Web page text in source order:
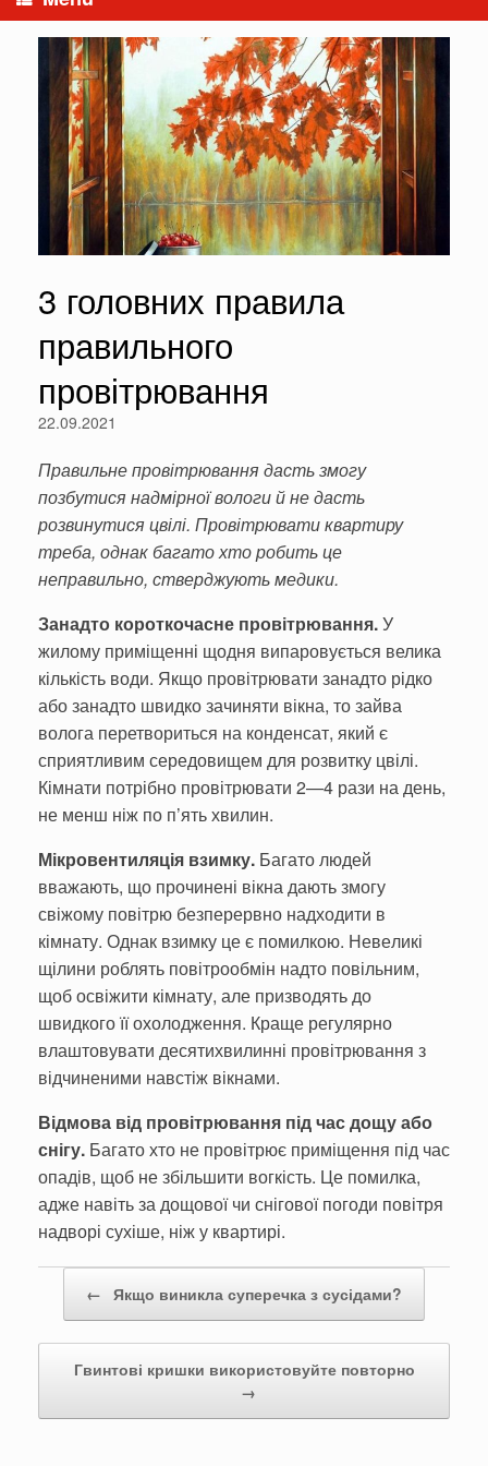
3 головних правила
правильного
провітрювання
22.09.2021
Правильне провітрювання дасть змогу
позбутися надмі­рної вологи й не дасть
розвинутися цвілі. Провітрювати квартиру
треба, однак багато хто робить це
неправильно, стверджують медики.
Занадто короткочасне провітрювання.У
жилому приміщенні щодня випарову­ється велика
кількість води. Якщо провітрювати занадто рі­дко
або занадто швидко зачи­няти вікна, то зайва
волога пе­ретвориться на конденсат, який є
сприятливим середови­щем для розвитку цвілі.
Кімна­ти потрібно провітрювати 2—4 рази на день,
не менш ніж по п’ять хвилин.
Мікровентиляція взимку. Багато людей
вважають, що прочинені вікна дають змогу
свіжому повітрю безперервно надходити в
кімнату. Однак взимку це є помилкою. Неве­ликі
щілини роблять повітрооб­мін надто повільним,
щоб осві­жити кімнату, але призводять до
швидкого її охолодження. Краще регулярно
влаштовува­ти десятихвилинні провітрюва­ння з
відчиненими навстіж ві­кнами.
Відмова від провітрюва­ння під час дощу або
снігу. Багато хто не провітрює примі­щення під час
опадів, щоб не збільшити вогкість. Це поми­лка,
адже навіть за дощової чи снігової погоди повітря
надво­рі сухіше, ніж у квартирі.
← Якщо виникла суперечка з сусідами?
Гвинтові кришки використовуйте повторно
→